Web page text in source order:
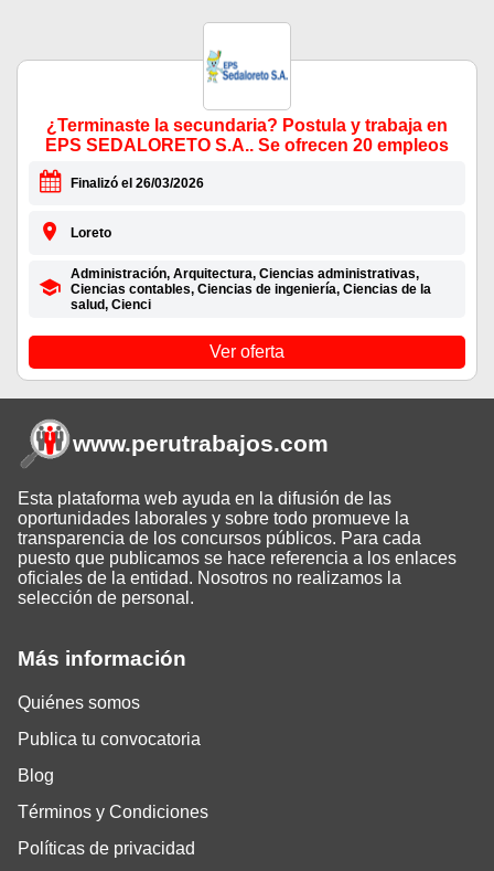
¿Terminaste la secundaria? Postula y trabaja en
EPS SEDALORETO S.A.. Se ofrecen 20 empleos
Finalizó el 26/03/2026
Loreto
Administración, Arquitectura, Ciencias administrativas,
Ciencias contables, Ciencias de ingeniería, Ciencias de la
salud, Cienci
Ver oferta
Más información
Quiénes somos
Publica tu convocatoria
Blog
Términos y Condiciones
Políticas de privacidad
www.perutrabajos.com
Esta plataforma web ayuda en la difusión de las
oportunidades laborales y sobre todo promueve la
transparencia de los concursos públicos. Para cada
puesto que publicamos se hace referencia a los enlaces
oficiales de la entidad. Nosotros no realizamos la
selección de personal.